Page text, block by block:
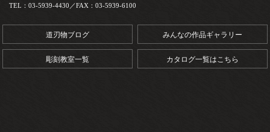
TEL：03-5939-4430／FAX：03-5939-6100
道刃物ブログ みんなの作品ギャラリー
彫刻教室一覧 カタログ一覧はこちら